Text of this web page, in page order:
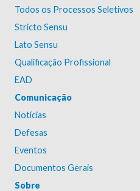
Todos os Processos Seletivos
Stricto Sensu
Lato Sensu
Qualificação Profissional
EAD
Comunicação
Notícias
Defesas
Eventos
Documentos Gerais
Sobre